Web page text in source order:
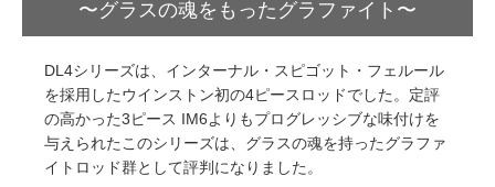
〜グラスの魂をもったグラファイト〜
DL4シリーズは、インターナル・スピゴット・フェルール
を採用したウインストン初の4ピースロッドでした。定評
の高かった3ピース IM6よりもプログレッシブな味付けを
与えられたこのシリーズは、グラスの魂を持ったグラファ
イトロッド群として評判になりました。